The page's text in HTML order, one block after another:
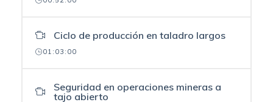
Ciclo de producción en taladro largos
01:03:00
Seguridad en operaciones mineras a
tajo abierto